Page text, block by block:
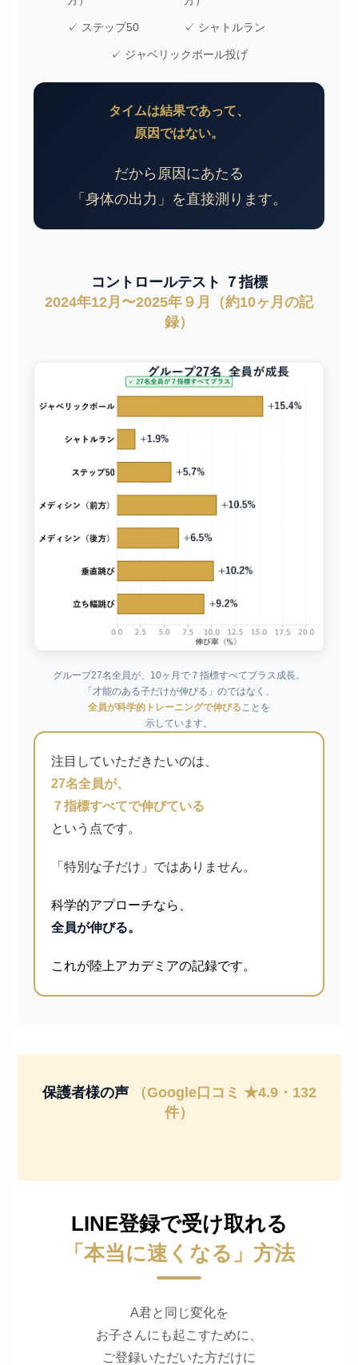
✓ ステップ50 ✓ シャトルラン
✓ ジャベリックボール投げ
タイムは結果であって、
原因ではない。
だから原因にあたる
「身体の出力」を直接測ります。
コントロールテスト ７指標
2024年12月〜2025年９月（約10ヶ月の記
録）
グループ27名全員が、10ヶ月で７指標すべてプラス成長。
「才能のある子だけが伸びる」のではなく、
全員が科学的トレーニングで伸びる ことを
示しています。
注目していただきたいのは、
27名全員が、
７指標すべてで伸びている
という点です。
「特別な子だけ」ではありません。
科学的アプローチなら、
全員が伸びる。
これが陸上アカデミアの記録です。
保護者様の声
（Google口コミ ★4.9・132
件）
LINE登録で受け取れる
「本当に速くなる」方法
A君と同じ変化を
お子さんにも起こすために、
ご登録いただいた方だけに